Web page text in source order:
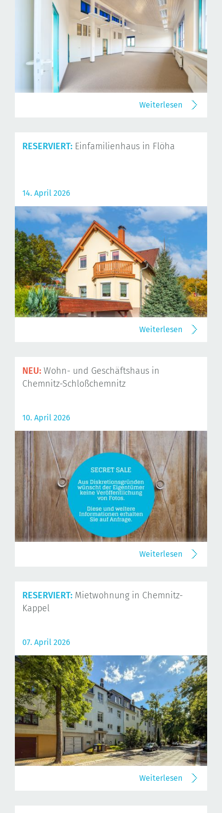
Weiterlesen
RESERVIERT: Einfamilienhaus in Flöha
14. April 2026
Weiterlesen
NEU: Wohn- und Geschäftshaus in
Chemnitz-Schloßchemnitz
10. April 2026
Weiterlesen
RESERVIERT: Mietwohnung in Chemnitz-
Kappel
07. April 2026
Weiterlesen